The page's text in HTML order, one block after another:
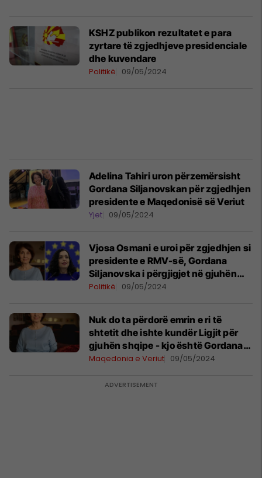
KSHZ publikon rezultatet e para
zyrtare të zgjedhjeve presidenciale
dhe kuvendare
Politikë 09/05/2024
Adelina Tahiri uron përzemërsisht
Gordana Siljanovskan për zgjedhjen
presidente e Maqedonisë së Veriut
Yjet 09/05/2024
Vjosa Osmani e uroi për zgjedhjen si
presidente e RMV-së, Gordana
Siljanovska i përgjigjet në gjuhën
shqipe
Politikë 09/05/2024
Nuk do ta përdorë emrin e ri të
shtetit dhe ishte kundër Ligjit për
gjuhën shqipe - kjo është Gordana
Siljanovska-Davkova, presidentja e
Maqedonia e Veriut 09/05/2024